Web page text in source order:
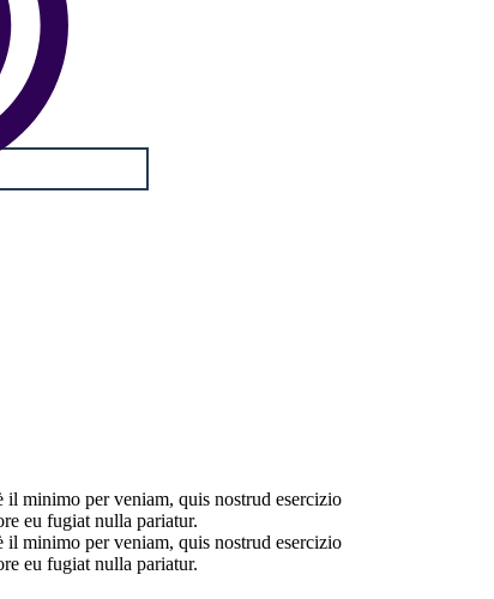
minimo per veniam, quis nostrud esercizio
eu fugiat nulla pariatur.
minimo per veniam, quis nostrud esercizio
eu fugiat nulla pariatur.